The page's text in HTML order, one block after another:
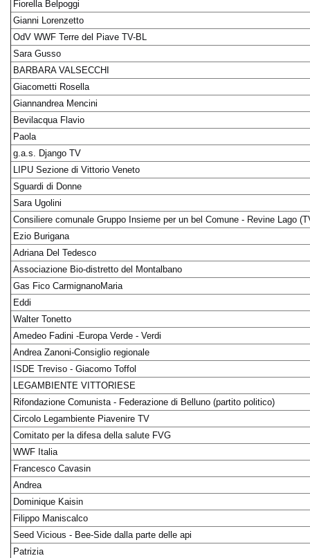
Fiorella Belpoggi
Gianni Lorenzetto
OdV WWF Terre del Piave TV-BL
Sara Gusso
BARBARA VALSECCHI
Giacometti Rosella
Giannandrea Mencini
Bevilacqua Flavio
Paola
g.a.s. Django TV
LIPU Sezione di Vittorio Veneto
Sguardi di Donne
Sara Ugolini
Consiliere comunale Gruppo Insieme per un bel Comune - Revine Lago
Ezio Burigana
Adriana Del Tedesco
Associazione Bio-distretto del Montalbano
Gas Fico CarmignanoMaria
Eddi
Walter Tonetto
Amedeo Fadini -Europa Verde - Verdi
Andrea Zanoni-Consiglio regionale
ISDE Treviso - Giacomo Toffol
LEGAMBIENTE VITTORIESE
Rifondazione Comunista - Federazione di Belluno (partito politico)
Circolo Legambiente Piavenire TV
Comitato per la difesa della salute FVG
WWF Italia
Francesco Cavasin
Andrea
Dominique Kaisin
Filippo Maniscalco
Seed Vicious - Bee-Side dalla parte delle api
Patrizia